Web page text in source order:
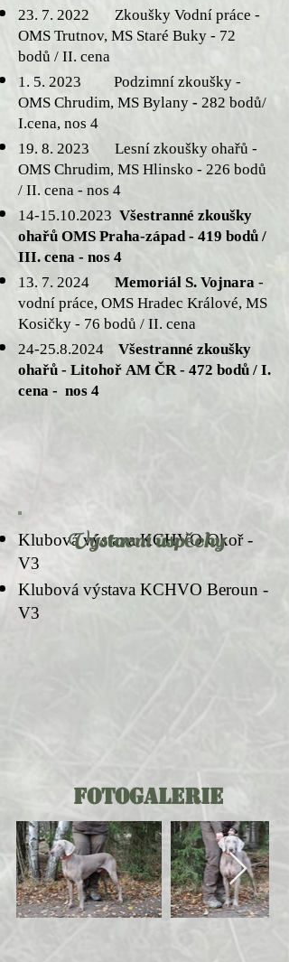
23. 7. 2022 Zkoušky Vodní práce -
OMS Trutnov, MS Staré Buky - 72
bodů / II. cena
1. 5. 2023 Podzimní zkoušky-
OMS Chrudim, MS Bylany-282 bodů/
I.cena, nos 4
19. 8. 2023
Lesní zkoušky ohařů -
OMS Chrudim, MS Hlinsko - 226 bodů
/ II. cena - nos 4
14-15.10.2023 Všestranné zkoušky
ohařů OMS Praha-západ - 419 bodů /
III. cena - nos 4
13. 7. 2024
Memoriál S. Vojnara-
vodní práce, OMS Hradec Králové, MS
Kosičky- 76 bodů / II. cena
24-25.8.2024 Všestranné zkoušky
ohařů - Litohoř AM ČR - 472 bodů / I.
cena - nos 4
Klubová výstava KCHVO Okoř -
V3
Klubová výstava KCHVO Beroun -
V3
Výstavní úspěchy
fotogalerie